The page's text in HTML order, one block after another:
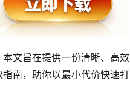
文旨在提供一份清晰、高效
南，助你以最小代价快速打